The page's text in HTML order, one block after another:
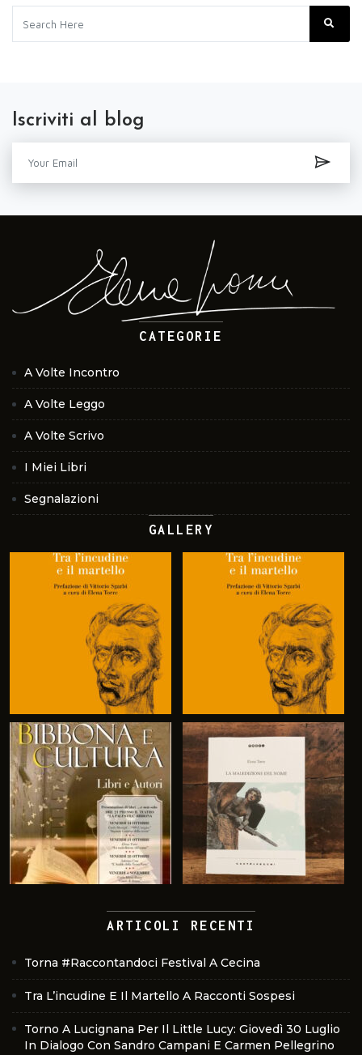
Iscriviti al blog
CATEGORIE
A Volte Incontro
A Volte Leggo
A Volte Scrivo
I Miei Libri
Segnalazioni
GALLERY
ARTICOLI RECENTI
Torna #Raccontandoci Festival A Cecina
Tra L’incudine E Il Martello A Racconti Sospesi
Torno A Lucignana Per Il Little Lucy: Giovedì 30 Luglio
In Dialogo Con Sandro Campani E Carmen Pellegrino